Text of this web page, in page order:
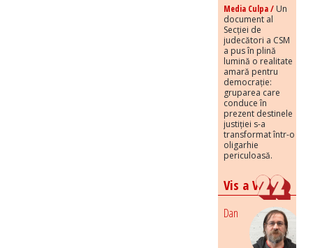
Media Culpa / Un
document al
Secției de
judecători a CSM
a pus în plină
lumină o realitate
amară pentru
democrație:
gruparea care
conduce în
prezent destinele
justiției s-a
transformat într-o
oligarhie
periculoasă.
Vis a Vis
Dan